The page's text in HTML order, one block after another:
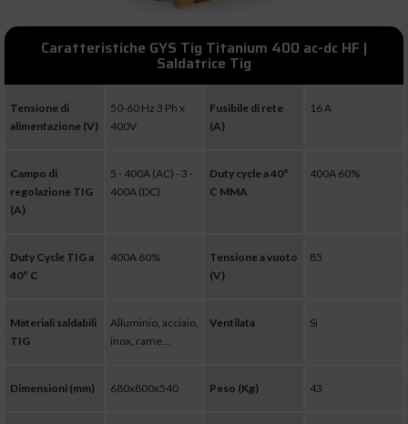
Caratteristiche GYS Tig Titanium 400 ac-dc HF |
Saldatrice Tig
Tensione di
alimentazione (V)
50-60 Hz 3 Ph x
400V
Fusibile di rete
(A)
16 A
Campo di
regolazione TIG
(A)
5 - 400A (AC) - 3 -
400A (DC)
Duty cycle a 40°
C MMA
400A 60%
Duty Cycle TIG a
40° C
400A 60%
Tensione a vuoto
(V)
85
Materiali saldabili
TIG
Alluminio, acciaio,
inox, rame...
Ventilata Si
Dimensioni (mm) 680x800x540 Peso (Kg) 43